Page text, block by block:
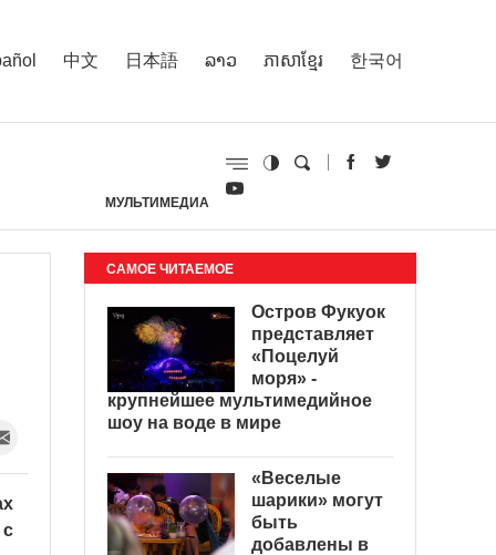
中文 日本語 ລາວ ភាសាខ្មែរ 한국어
МУЛЬТИМЕДИА
САМОЕ ЧИТАЕМОЕ
Остров Фукуок
представляет
«Поцелуй
моря» -
крупнейшее мультимедийное
шоу на воде в мире
«Веселые
шарики» могут
быть
добавлены в